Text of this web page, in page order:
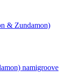
& Zundamon)
namigroove